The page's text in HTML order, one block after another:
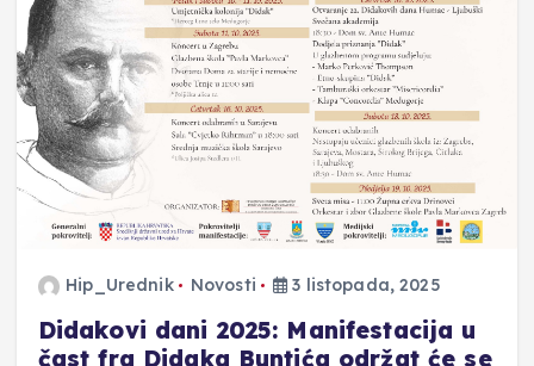
Hip_Urednik Novosti 3 listopada, 2025
Didakovi dani 2025: Manifestacija u
čast fra Didaka Buntića održat će se